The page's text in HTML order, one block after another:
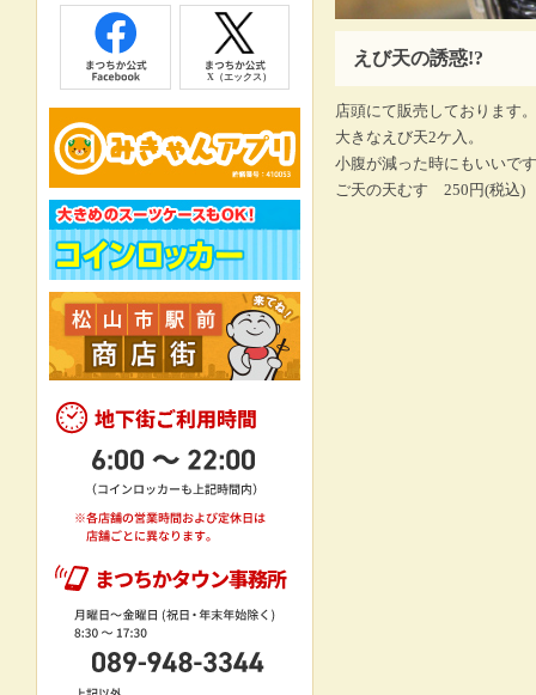
えび天の誘惑!?
店頭にて販売しております。
大きなえび天2ケ入。
小腹が減った時にもいいで
ご天の天むす 250円(税込)